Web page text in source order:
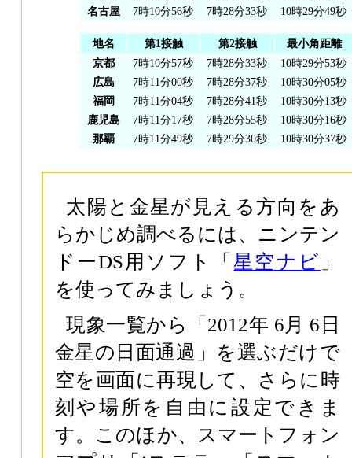
名古屋
7時10分56秒 7時28分33秒 10時29分49秒
地名 第1接触 第2接触
最小角距離
京都
7時10分57秒 7時28分33秒
10時29分53秒
広島
7時11分00秒 7時28分37秒
10時30分05秒
福岡
7時11分04秒 7時28分41秒
10時30分13秒
鹿児島
7時11分17秒 7時28分55秒
10時30分16秒
那覇
7時11分49秒 7時29分30秒 10時30分37秒
太陽と金星が見える方向をあ
らかじめ調べるには、ニンテン
ドーDS用ソフト「星空ナビ 」
を使ってみましょう。
現象一覧から「2012年 6月 6日
金星の日面通過」を選ぶだけで
空を画面に再現して、さらに時
刻や場所を自由に設定できま
す。このほか、スマートフォン